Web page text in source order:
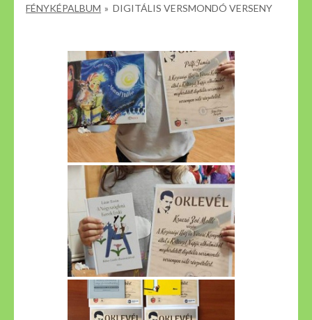
FÉNYKÉPALBUM » DIGITÁLIS VERSMONDÓ VERSENY